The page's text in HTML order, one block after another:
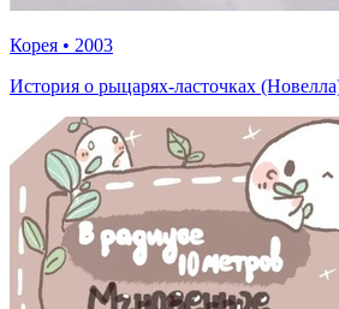
Корея • 2003
История о рыцарях-ласточках